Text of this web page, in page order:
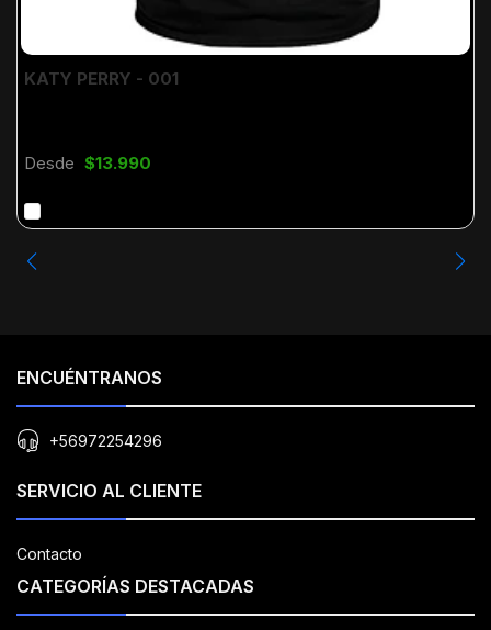
KATY PERRY - 001
Desde $13.990
ENCUÉNTRANOS
+56972254296
SERVICIO AL CLIENTE
Contacto
CATEGORÍAS DESTACADAS